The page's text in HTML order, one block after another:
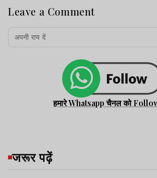
Leave a Comment
हमारे Whatsapp चैनल को
जरूर पढ़ें